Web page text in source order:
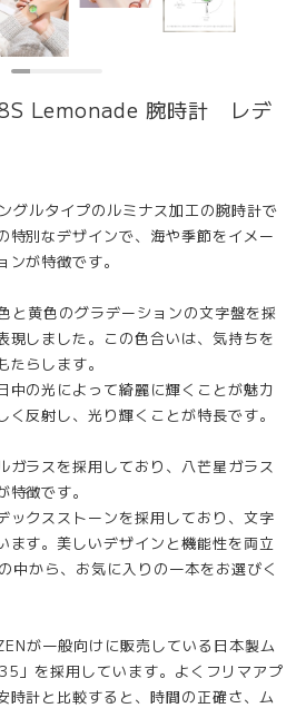
Lemonade 腕時計 レデ
グルタイプのルミナス加工の腕時計で
特別なデザインで、海や季節をイメー
が特徴です。
と黄色のグラデーションの文字盤を採
現しました。この色合いは、気持ちを
らします。
中の光によって綺麗に輝くことが魅力
反射し、光り輝くことが特長です。
ガラスを採用しており、八芒星ガラス
徴です。
ックスストーンを採用しており、文字
ます。美しいデザインと機能性を両立
中から、お気に入りの一本をお選びく
が一般向けに販売している日本製ム
」を採用しています。よくフリマアプ
時計と比較すると、時間の正確さ、ム